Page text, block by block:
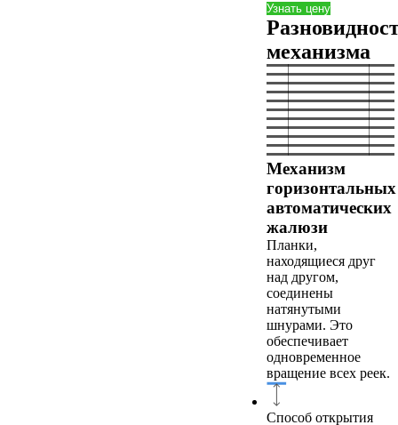
Узнать цену
механизма
Механизм
горизонтальных
автоматических
жалюзи
Планки,
находящиеся друг
над другом,
соединены
натянутыми
шнурами. Это
обеспечивает
одновременное
вращение всех реек.
Способ открытия